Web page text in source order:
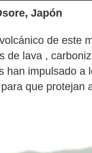
Japón
de este
de lava ,
han impulsado a
que protejan